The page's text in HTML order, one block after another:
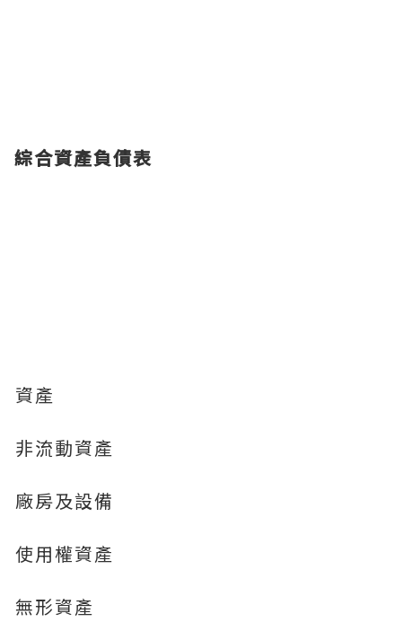
綜合資產負債表
資產
非流動資產
廠房及設備
使用權資產
無形資產